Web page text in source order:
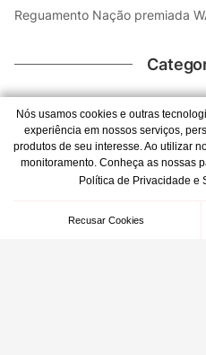
Nós usamos cookies e outras
experiência em nossos serviços,
produtos de seu interesse. Ao utilizar
monitoramento. Conheça as nossas
Política de Privacidade e
Recusar Cookies
Filtro de Espuma Para Extratora
Reguamento Nação premiada
Contato
WhatsApp
Atendimento 24 horas por dia,
inclusive feriados.
(41) 3012-7272